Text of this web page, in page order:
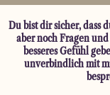
Du bist dir sicher, dass
aber noch Fragen
besseres Gefühl
unverbindlich mit